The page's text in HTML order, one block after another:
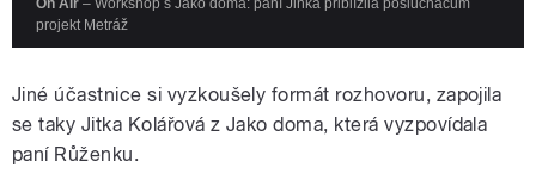
Jiné účastnice si vyzkoušely formát rozhovoru, zapojila
se taky Jitka Kolářová z Jako doma, která vyzpovídala
paní Růženku.